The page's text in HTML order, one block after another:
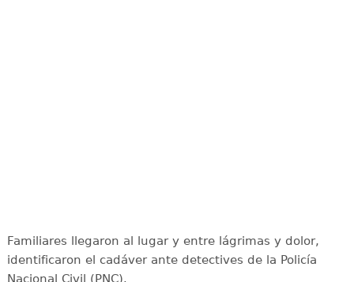
Familiares llegaron al lugar y entre lágrimas y dolor,
identificaron el cadáver ante detectives de la Policía